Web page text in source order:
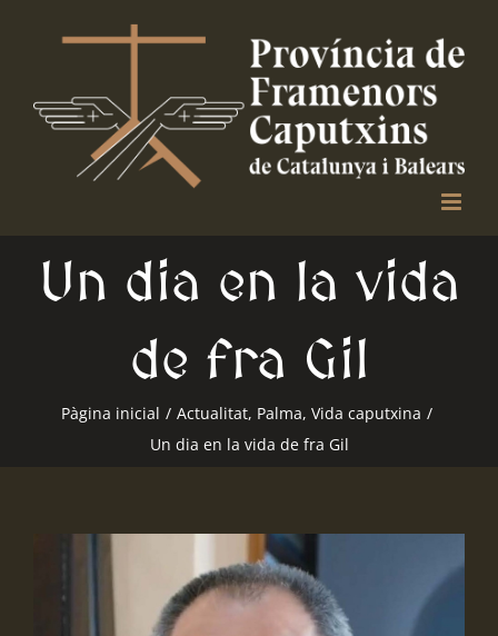
Un dia en la vida
de fra Gil
Pàgina inicial / Actualitat, Palma, Vida caputxina /
Un dia en la vida de fra Gil